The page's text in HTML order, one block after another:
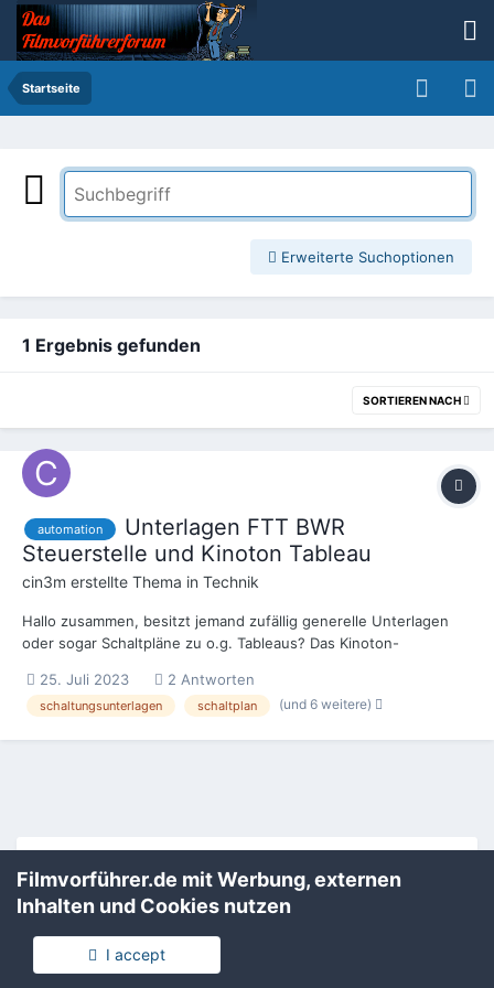
Startseite
Erweiterte Suchoptionen
1 Ergebnis gefunden
SORTIEREN NACH
automation
Unterlagen FTT BWR
Steuerstelle und Kinoton Tableau
cin3m erstellte Thema in Technik
Hallo zusammen, besitzt jemand zufällig generelle Unterlagen
oder sogar Schaltpläne zu o.g. Tableaus? Das Kinoton-
Bild 1), die BWR-Steuerstelle von FTT ist jene mit blauer
Frontplatte, gelb und rot leuchtenden Tasten und den ga...
25. Juli 2023 2 Antworten
schaltungsunterlagen schaltplan (und 6 weitere)
Impressum / Datenschutzerklärung
Nutzungsbedingungen
Filmvorführer.de mit Werbung, externen
Inhalten und Cookies nutzen
I accept